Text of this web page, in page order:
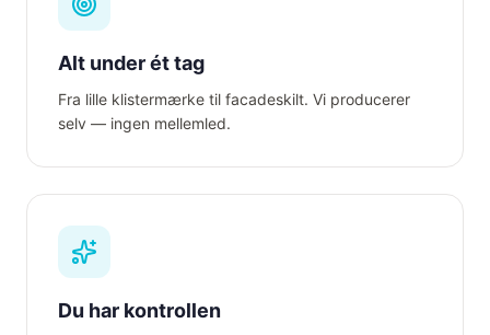
Alt under ét tag
Fra lille klistermærke til facadeskilt. Vi producerer
selv — ingen mellemled.
Du har kontrollen